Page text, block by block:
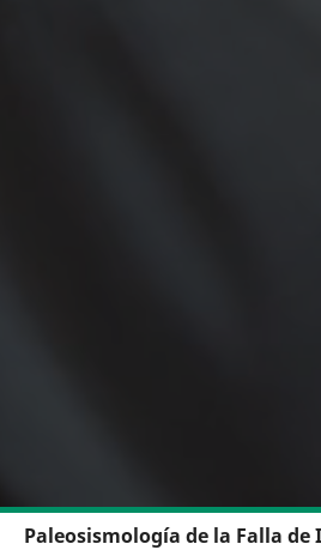
Paleosismología de la Falla de